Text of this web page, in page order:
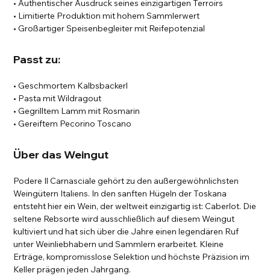
• Authentischer Ausdruck seines einzigartigen Terroirs
• Limitierte Produktion mit hohem Sammlerwert
• Großartiger Speisenbegleiter mit Reifepotenzial
Passt zu:
• Geschmortem Kalbsbackerl
• Pasta mit Wildragout
• Gegrilltem Lamm mit Rosmarin
• Gereiftem Pecorino Toscano
Über das Weingut
Podere Il Carnasciale gehört zu den außergewöhnlichsten
Weingütern Italiens. In den sanften Hügeln der Toskana
entsteht hier ein Wein, der weltweit einzigartig ist: Caberlot. Die
seltene Rebsorte wird ausschließlich auf diesem Weingut
kultiviert und hat sich über die Jahre einen legendären Ruf
unter Weinliebhabern und Sammlern erarbeitet. Kleine
Erträge, kompromisslose Selektion und höchste Präzision im
Keller prägen jeden Jahrgang.